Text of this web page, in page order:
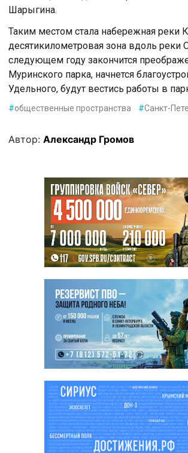
Шарыгина.
Таким местом стала набережная реки
десятикилометровая зона вдоль реки
следующем году закончится
Муринского парка, начнется
Удельного, будут вестись работы в
#общественные пространства #Санкт-
Автор: Александр Громов